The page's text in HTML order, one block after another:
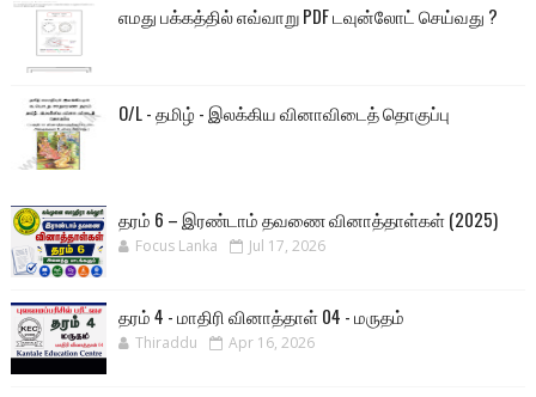
எமது பக்கத்தில் எவ்வாறு PDF டவுன்லோட் செய்வது ?
O/L - தமிழ் - இலக்கிய வினாவிடைத் தொகுப்பு
தரம் 6 – இரண்டாம் தவணை வினாத்தாள்கள் (2025)
Focus Lanka Jul 17, 2026
தரம் 4 - மாதிரி வினாத்தாள் 04 - மருதம்
Thiraddu Apr 16, 2026